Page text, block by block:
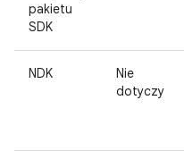
pakietu
SDK
NDK
Nie
dotyczy